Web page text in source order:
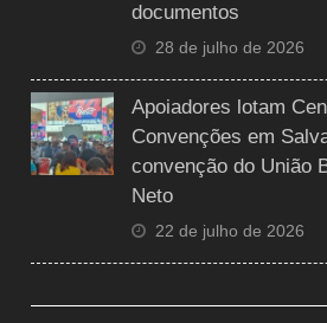
documentos
28 de julho de 2026
Apoiadores lotam
Convenções em
convenção do União
Neto
22 de julho de 2026